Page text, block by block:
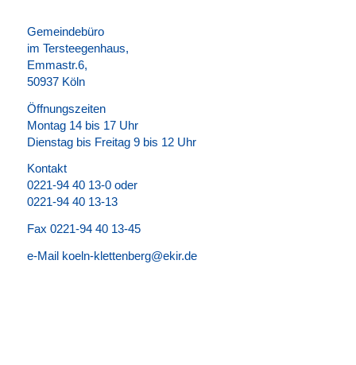
Gemeindebüro
im Tersteegenhaus,
Emmastr.6,
50937 Köln
Öffnungszeiten
Montag 14 bis 17 Uhr
Dienstag bis Freitag 9 bis 12 Uhr
Kontakt
0221-94 40 13-0 oder
0221-94 40 13-13
Fax 0221-94 40 13-45
e-Mail koeln-klettenberg@ekir.de